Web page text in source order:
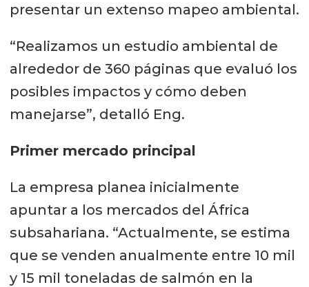
presentar un extenso mapeo ambiental.
“Realizamos un estudio ambiental de
alrededor de 360 páginas que evaluó los
posibles impactos y cómo deben
manejarse”, detalló Eng.
Primer mercado principal
La empresa planea inicialmente
apuntar a los mercados del África
subsahariana. “Actualmente, se estima
que se venden anualmente entre 10 mil
y 15 mil toneladas de salmón en la